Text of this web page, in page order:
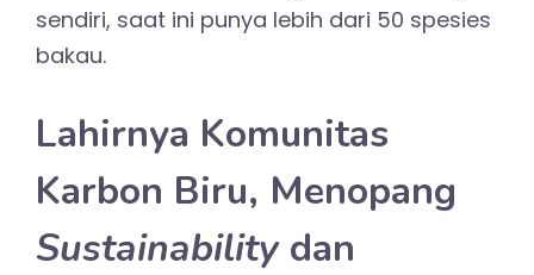
sendiri, saat ini punya lebih dari 50 spesies
bakau.
Lahirnya Komunitas
Karbon Biru, Menopang
Sustainabilitydan